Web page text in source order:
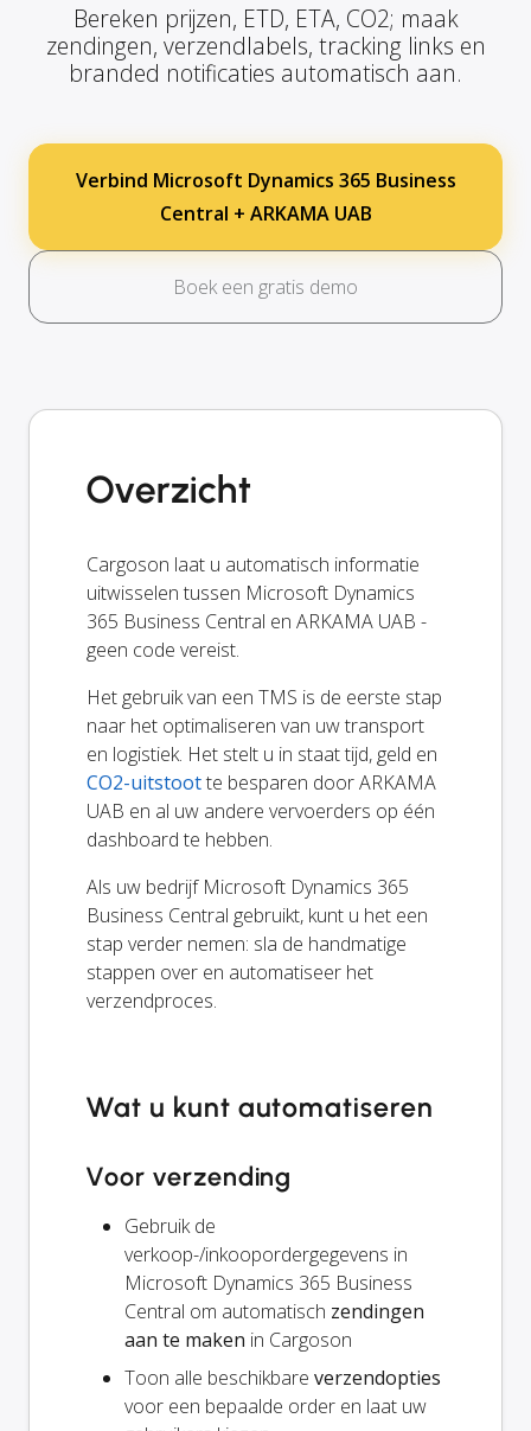
Bereken prijzen, ETD, ETA, CO2; maak
zendingen, verzendlabels, tracking links en
branded notificaties automatisch aan.
Verbind Microsoft Dynamics 365 Business
Central + ARKAMA UAB
Boek een gratis demo
Overzicht
Cargoson laat u automatisch informatie
uitwisselen tussen Microsoft Dynamics
365 Business Central en ARKAMA UAB -
geen code vereist.
Het gebruik van een TMS is de eerste stap
naar het optimaliseren van uw transport
en logistiek. Het stelt u in staat tijd, geld en
CO2-uitstootte besparen door ARKAMA
UAB en al uw andere vervoerders op één
dashboard te hebben.
Als uw bedrijf Microsoft Dynamics 365
Business Central gebruikt, kunt u het een
stap verder nemen: sla de handmatige
stappen over en automatiseer het
verzendproces.
Wat u kunt automatiseren
Voor verzending
Gebruik de
verkoop-/inkoopordergegevens in
Microsoft Dynamics 365 Business
Central om automatisch zendingen
aan te maken in Cargoson
Toon alle beschikbare verzendopties
voor een bepaalde order en laat uw